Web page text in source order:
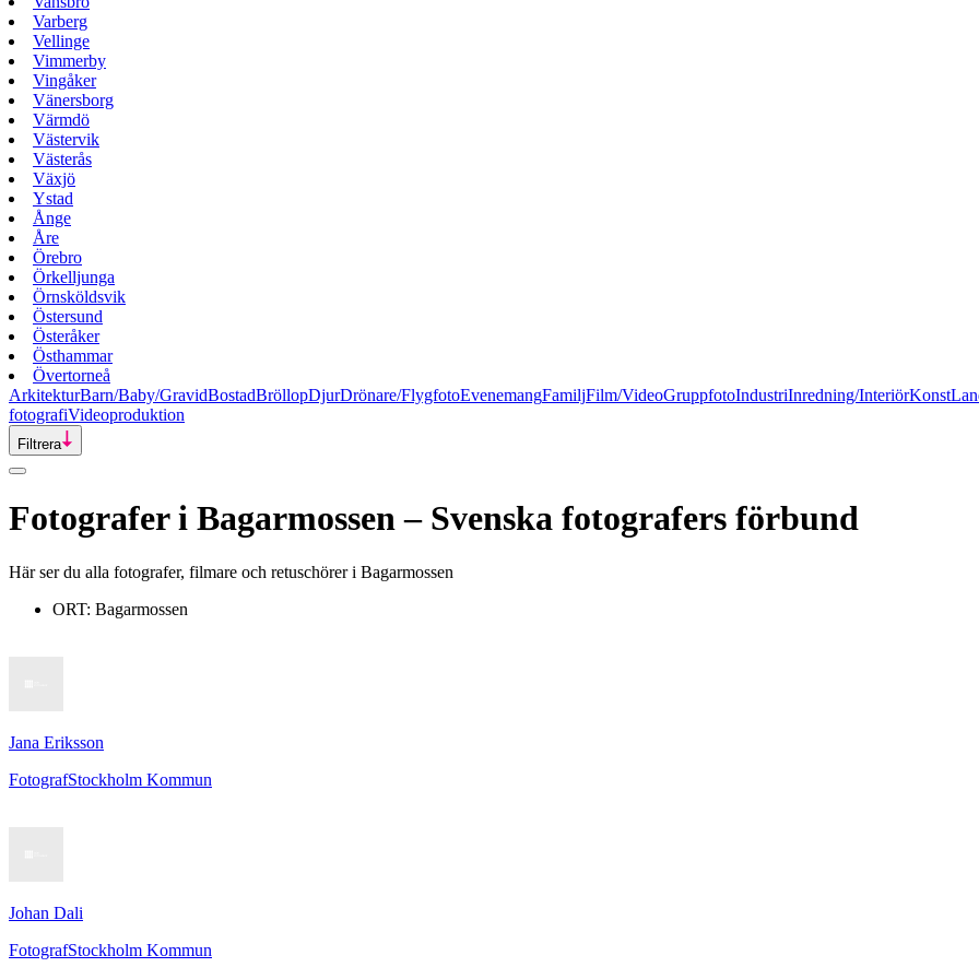
Varberg
Vellinge
Vimmerby
Vingåker
Vänersborg
Värmdö
Västervik
Västerås
Växjö
Ystad
Ånge
Åre
Örebro
Örkelljunga
Örnsköldsvik
Östersund
Österåker
Östhammar
Övertorneå
ArkitekturBarn/Baby/GravidBostadBröllopDjurDrönare/FlygfotoEvenemangFamiljFilm/VideoGruppfotoIndustriInredning/InteriörKonst
fotografiVideoproduktion
Filtrera
Fotograferi Bagarmossen– Svenska fotografers förbund
Här ser du alla fotografer, filmare och retuschörer i Bagarmossen
ORT: Bagarmossen
Jana Eriksson
FotografStockholm Kommun
Johan Dali
FotografStockholm Kommun